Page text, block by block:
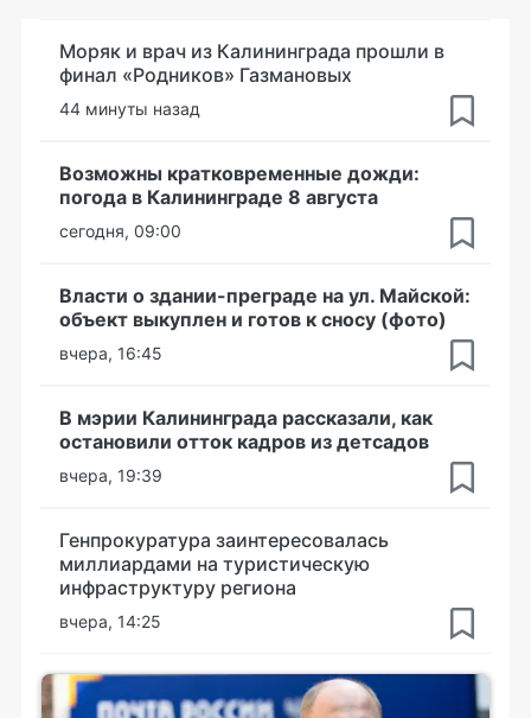
Моряк и врач из Калининграда прошли в
финал «Родников» Газмановых
44 минуты назад
Возможны кратковременные дожди:
погода в Калининграде 8 августа
сегодня, 09:00
Власти о здании-преграде на ул. Майской:
объект выкуплен и готов к сносу (фото)
вчера, 16:45
В мэрии Калининграда рассказали, как
остановили отток кадров из детсадов
вчера, 19:39
Генпрокуратура заинтересовалась
миллиардами на туристическую
инфраструктуру региона
вчера, 14:25